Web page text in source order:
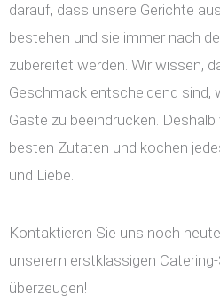
darauf, dass unsere Gerichte
bestehen und sie immer nach
zubereitet werden. Wir wissen,
Geschmack entscheidend sind,
Gäste zu beeindrucken.
besten Zutaten und kochen
und Liebe.
Kontaktieren Sie uns noch
unserem erstklassigen
überzeugen!